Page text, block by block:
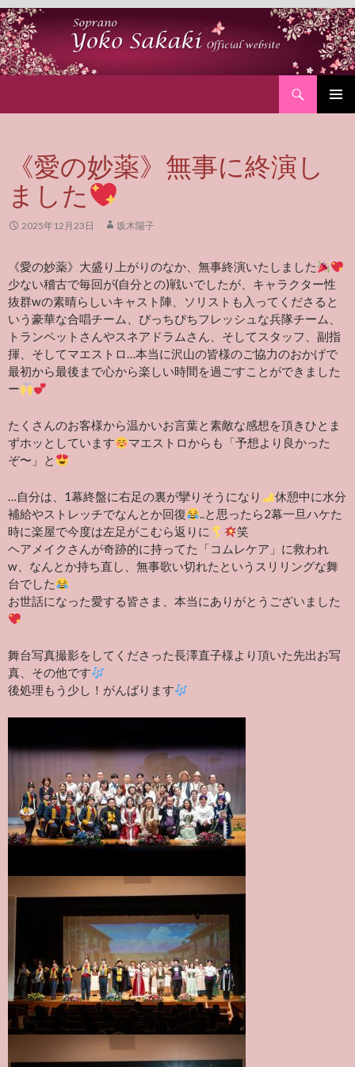
《愛の妙薬》無事に終演し
ました
2025年12月23日 坂木陽子
《愛の妙薬》大盛り上がりのなか、無事終演いたしました
少ない稽古で毎回が(自分との)戦いでしたが、キャラクター性
抜群wの素晴らしいキャスト陣、ソリストも入ってくださると
いう豪華な合唱チーム、ぴっちぴちフレッシュな兵隊チーム、
トランペットさんやスネアドラムさん、そしてスタッフ、副指
揮、そしてマエストロ…本当に沢山の皆様のご協力のおかげで
最初から最後まで心から楽しい時間を過ごすことができました
ー
たくさんのお客様から温かいお言葉と素敵な感想を頂きひとま
ずホッとしています
マエストロからも「予想より良かった
ぞ〜」と
…自分は、1幕終盤に右足の裏が攣りそうになり
休憩中に水分
補給やストレッチでなんとか回復
..と思ったら2幕一旦ハケた
時に楽屋で今度は左足がこむら返りに
笑
ヘアメイクさんが奇跡的に持ってた「コムレケア」に救われ
w、なんとか持ち直し、無事歌い切れたというスリリングな舞
台でした
お世話になった愛する皆さま、本当にありがとうございました
舞台写真撮影をしてくださった長澤直子様より頂いた先出お写
真、その他です
後処理もう少し！がんばります